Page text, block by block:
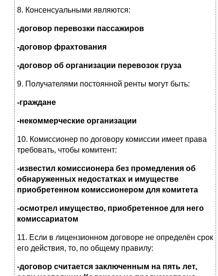
8. Консенсуальными являются:
-договор перевозки пассажиров
-договор фрахтования
-договор об организации перевозок груза
9. Получателями постоянной ренты могут быть:
-граждане
-некоммерческие организации
10. Комиссионер по договору комиссии имеет права
требовать, чтобы комитент:
-известил комиссионера без промедления об
обнаруженных недостатках и имуществе
приобретенном комиссионером для комитета
-осмотрел имущество, приобретенное для него
комиссариатом
11. Если в лицензионном договоре не определён срок
его действия, то, по общему правилу:
-договор считается заключенным на пять лет,